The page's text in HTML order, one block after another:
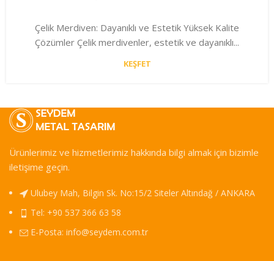
Çelik Merdiven: Dayanıklı ve Estetik Yüksek Kalite
Çözümler Çelik merdivenler, estetik ve dayanıklı...
KEŞFET
Ürünlerimiz ve hizmetlerimiz hakkında bilgi almak için bizimle
iletişime geçin.
Ulubey Mah, Bilgin Sk. No:15/2 Siteler Altındağ / ANKARA
Tel: +90 537 366 63 58
E-Posta: info@seydem.com.tr